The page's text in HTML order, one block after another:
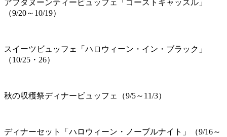
アフタヌーンティービュッフェ「ゴーストキャッスル」
（9/20～10/19）
スイーツビュッフェ「ハロウィーン・イン・ブラック」
（10/25・26）
秋の収穫祭ディナービュッフェ（9/5～11/3）
ディナーセット「ハロウィーン・ノーブルナイト」（9/16～